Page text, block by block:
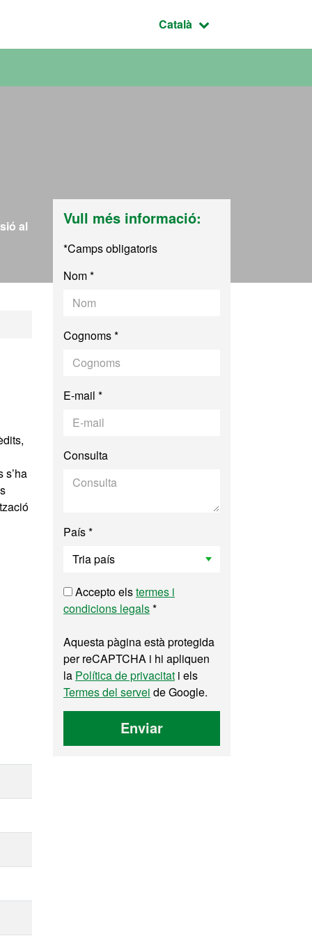
Idioma seleccionat:
Català
al
Digitals
s’ha
Vull més informació:
*Camps obligatoris
Nom *
Cognoms *
E-mail *
Consulta
País *
Accepto elstermes i
condicions legals*
Aquesta pàgina està protegida
per reCAPTCHA i hi apliquen
la Política de privacitat i els
Termes del servei de Google.
Enviar